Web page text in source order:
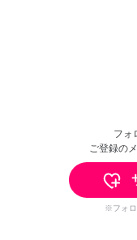
フォ
ご登録の
※フォロ